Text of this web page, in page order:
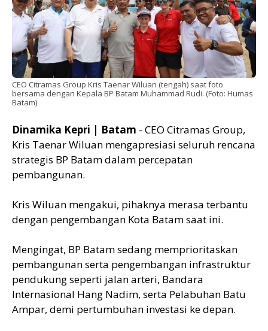
CEO Citramas Group Kris Taenar Wiluan (tengah) saat foto
bersama dengan Kepala BP Batam Muhammad Rudi. (Foto: Humas
Batam)
Dinamika Kepri | Batam - CEO Citramas Group,
Kris Taenar Wiluan mengapresiasi seluruh rencana
strategis BP Batam dalam percepatan
pembangunan.
Kris Wiluan mengakui, pihaknya merasa terbantu
dengan pengembangan Kota Batam saat ini.
Mengingat, BP Batam sedang memprioritaskan
pembangunan serta pengembangan infrastruktur
pendukung seperti jalan arteri, Bandara
Internasional Hang Nadim, serta Pelabuhan Batu
Ampar, demi pertumbuhan investasi ke depan.